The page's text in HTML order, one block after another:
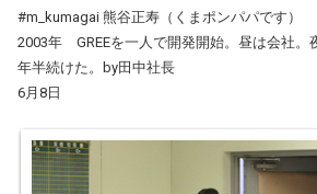
#m_kumagai 熊谷正寿（くまポンパパです）
2003年 GREEを一人で開発開始。昼は会社。
年半続けた。by田中社長
6月8日